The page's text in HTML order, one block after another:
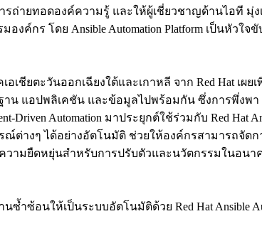
รถ่ายทอดองค์ความรู้ และให้ผู้เชี่ยวชาญด้านไอที
ค์กร โดย Ansible Automation Platform เป็นหัวใจ
เอเชียตะวันออกเฉียงใต้และเกาหลี จาก Red Hat
แอปพลิเคชัน และข้อมูลไปพร้อมกัน ซึ่งการพึ่งพา
Automation มาประยุกต์ใช้ร่วมกับ Red Hat
ต่างๆ ได้อย่างอัตโนมัติ ช่วยให้องค์กรสามารถจั
ามยืดหยุ่นสำหรับการปรับตัวและนวัตกรรมในอนา
ซ้อนให้เป็นระบบอัตโนมัติด้วย Red Hat Ansible